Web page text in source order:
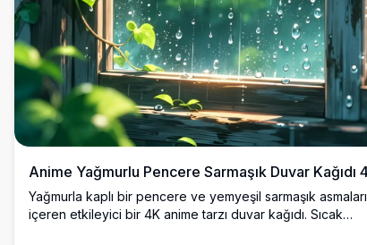
Anime Yağmurlu Pencere Sarmaşık Duvar Kağıdı
Yağmurla kaplı bir pencere ve yemyeşil sarmaşık asmaları
içeren etkileyici bir 4K anime tarzı duvar kağıdı. Sıcak